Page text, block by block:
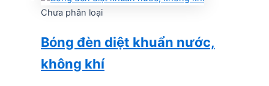
Chưa phân loại
Bóng đèn diệt khuẩn nước,
không khí